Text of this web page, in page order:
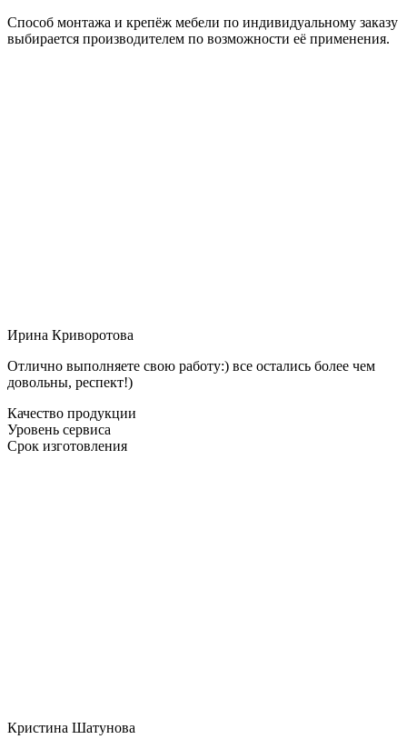
Способ монтажа и крепёж мебели по индивидуальному заказу
выбирается производителем по возможности её применения.
Ирина Криворотова
Отлично выполняете свою работу:) все остались более чем
довольны, респект!)
Качество продукции
Уровень сервиса
Срок изготовления
Кристина Шатунова